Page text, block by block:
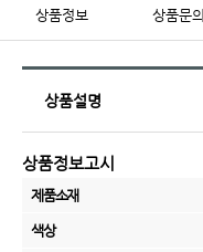
상품정보 상품문의
상품설명
상품정보고시
제품소재
색상